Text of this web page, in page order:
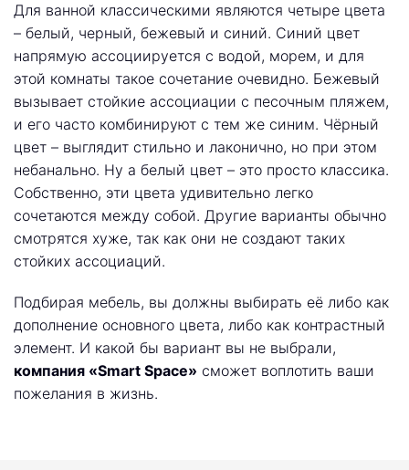
Для ванной классическими являются четыре цвета
– белый, черный, бежевый и синий. Синий цвет
напрямую ассоциируется с водой, морем, и для
этой комнаты такое сочетание очевидно. Бежевый
вызывает стойкие ассоциации с песочным пляжем,
и его часто комбинируют с тем же синим. Чёрный
цвет – выглядит стильно и лаконично, но при этом
небанально. Ну а белый цвет – это просто классика.
Собственно, эти цвета удивительно легко
сочетаются между собой. Другие варианты обычно
смотрятся хуже, так как они не создают таких
стойких ассоциаций.
Подбирая мебель, вы должны выбирать её либо как
дополнение основного цвета, либо как контрастный
элемент. И какой бы вариант вы не выбрали,
компания «Smart Space» сможет воплотить ваши
пожелания в жизнь.